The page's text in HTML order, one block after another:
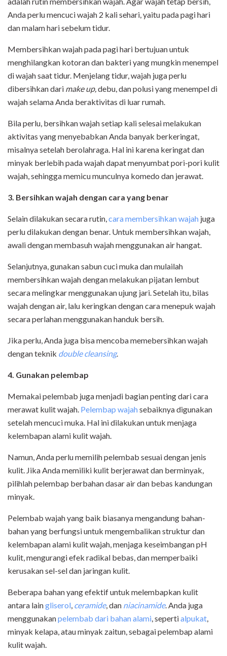
Anda perlu mencuci wajah 2 kali sehari, yaitu pada pagi hari
dan malam hari sebelum tidur.
Membersihkan wajah pada pagi hari bertujuan untuk
menghilangkan kotoran dan bakteri yang mungkin menempel
di wajah saat tidur. Menjelang tidur, wajah juga perlu
dibersihkan dari make up,debu, dan polusi yang menempel di
wajah selama Anda beraktivitas di luar rumah.
Bila perlu, bersihkan wajah setiap kali selesai melakukan
aktivitas yang menyebabkan Anda banyak berkeringat,
misalnya setelah berolahraga. Hal ini karena keringat dan
minyak berlebih pada wajah dapat menyumbat pori-pori kulit
wajah, sehingga memicu munculnya komedo dan jerawat.
3. Bersihkan wajah dengan cara yang benar
Selain dilakukan secara rutin,cara membersihkan wajah juga
perlu dilakukan dengan benar. Untuk membersihkan wajah,
awali dengan membasuh wajah menggunakan air hangat.
Selanjutnya, gunakan sabun cuci muka dan mulailah
membersihkan wajah dengan melakukan pijatan lembut
secara melingkar menggunakan ujung jari. Setelah itu, bilas
wajah dengan air, lalu keringkan dengan cara menepuk wajah
secara perlahan menggunakan handuk bersih.
Jika perlu, Anda juga bisa mencoba memebersihkan wajah
dengan teknik double cleansing.
4. Gunakan pelembap
Memakai pelembab juga menjadi bagian penting dari cara
merawat kulit wajah. Pelembap wajahsebaiknya digunakan
setelah mencuci muka. Hal ini dilakukan untuk menjaga
kelembapan alami kulit wajah.
Namun, Anda perlu memilih pelembab sesuai dengan jenis
kulit. Jika Anda memiliki kulit berjerawat dan berminyak,
pilihlah pelembap berbahan dasar air dan bebas kandungan
minyak.
Pelembab wajah yang baik biasanya mengandung bahan-
bahan yang berfungsi untuk mengembalikan struktur dan
kelembapan alami kulit wajah, menjaga keseimbangan pH
kulit, mengurangi efek radikal bebas, dan memperbaiki
kerusakan sel-sel dan jaringan kulit.
Beberapa bahan yang efektif untuk melembapkan kulit
antara laingliserol, ceramide, dan niacinamide. Anda juga
menggunakanpelembab dari bahan alami, sepertialpukat,
minyak kelapa, atau minyak zaitun, sebagai pelembap alami
kulit wajah.